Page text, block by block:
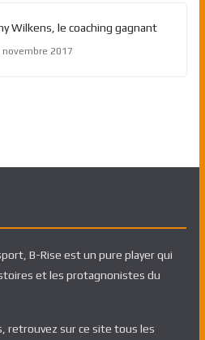
Wilkens, le coaching gagnant
novembre 2017
B-Rise est un pure player qui
et les protagnonistes du
retrouvez sur ce site tous les